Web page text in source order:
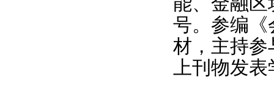
号。参编《
材，主持参
上刊物发表